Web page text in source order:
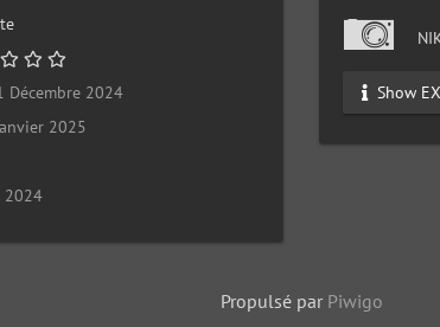
Décembre 2024
2025
2024
Show
Propulsé par Piwigo